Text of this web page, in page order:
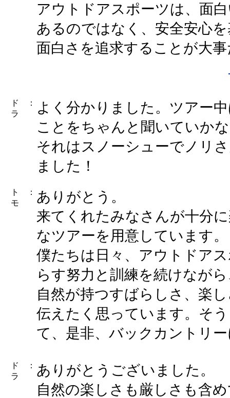
アウトドアスポーツは、面
あるのではなく、安全安心
面白さを追求することが大
ド
ラ
：
よく分かりました。ツアー
ことをちゃんと聞いていか
それはスノーシューでノリ
ました！
ト
モ
： ありがとう。
来てくれたみなさんが十分
なツアーを用意しています。
僕たちは日々、アウトドア
らす努力と訓練を続けなが
自然が持つすばらしさ、楽
伝えたく思っています。そ
て、是非、バックカントリ
ド
ラ
： ありがとうございました。
自然の楽しさも厳しさも含